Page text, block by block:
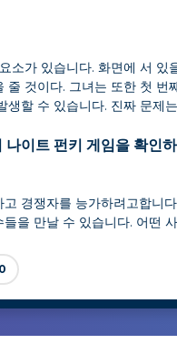
소가 있습니다. 화면에 서
줄 것이다. 그녀는 또한 첫
생할 수 있습니다. 진짜 문제
나이트 펀키 게임을 확인
경쟁자를 능가하려고합니
을 만날 수 있습니다. 어떤